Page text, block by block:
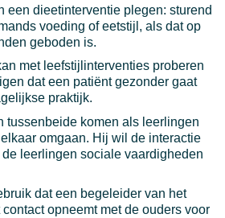
een dieetinterventie plegen: sturend
voeding of eetstijl, als dat op
geboden is.
met leefstijlinterventies proberen
dat een patiënt gezonder gaat
praktijk.
tussenbeide komen als leerlingen
omgaan. Hij wil de interactie
leerlingen sociale vaardigheden
dat een begeleider van het
opneemt met de ouders voor